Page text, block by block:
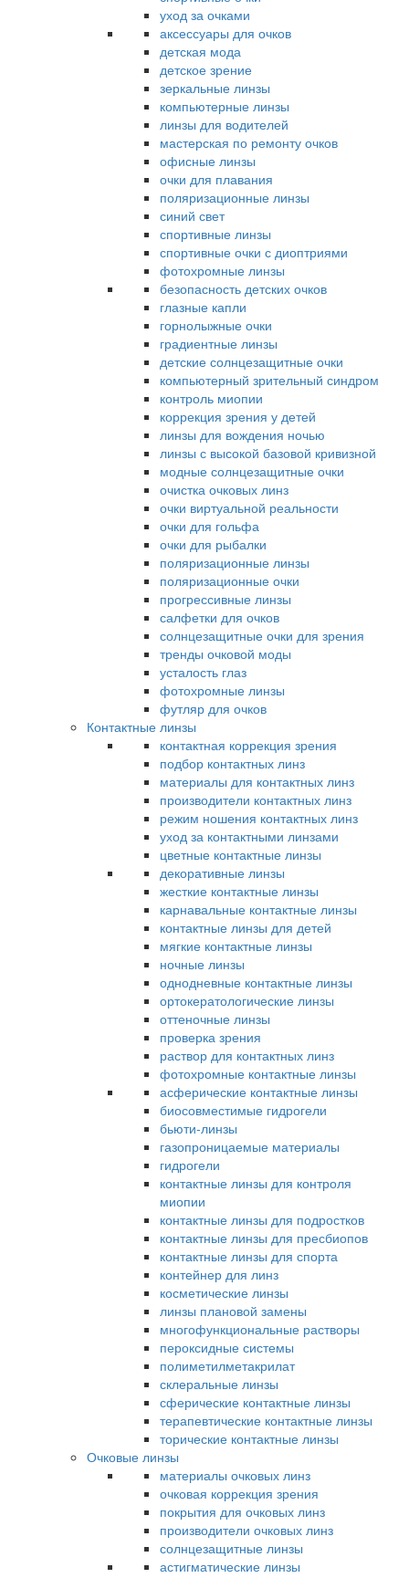
уход за очками
аксессуары для очков
детская мода
детское зрение
зеркальные линзы
компьютерные линзы
линзы для водителей
мастерская по ремонту очков
офисные линзы
очки для плавания
поляризационные линзы
синий свет
спортивные линзы
спортивные очки с диоптриями
фотохромные линзы
безопасность детских очков
глазные капли
горнолыжные очки
градиентные линзы
детские солнцезащитные очки
компьютерный зрительный синдром
контроль миопии
коррекция зрения у детей
линзы для вождения ночью
линзы с высокой базовой кривизной
модные солнцезащитные очки
очистка очковых линз
очки виртуальной реальности
очки для гольфа
очки для рыбалки
поляризационные линзы
поляризационные очки
прогрессивные линзы
салфетки для очков
солнцезащитные очки для зрения
тренды очковой моды
усталость глаз
фотохромные линзы
футляр для очков
Контактные линзы
контактная коррекция зрения
подбор контактных линз
материалы для контактных линз
производители контактных линз
режим ношения контактных линз
уход за контактными линзами
цветные контактные линзы
декоративные линзы
жесткие контактные линзы
карнавальные контактные линзы
контактные линзы для детей
мягкие контактные линзы
ночные линзы
однодневные контактные линзы
ортокератологические линзы
оттеночные линзы
проверка зрения
раствор для контактных линз
фотохромные контактные линзы
асферические контактные линзы
биосовместимые гидрогели
бьюти-линзы
газопроницаемые материалы
гидрогели
контактные линзы для контроля
миопии
контактные линзы для подростков
контактные линзы для пресбиопов
контактные линзы для спорта
контейнер для линз
косметические линзы
линзы плановой замены
многофункциональные растворы
пероксидные системы
полиметилметакрилат
склеральные линзы
сферические контактные линзы
терапевтические контактные линзы
торические контактные линзы
Очковые линзы
материалы очковых линз
очковая коррекция зрения
покрытия для очковых линз
производители очковых линз
солнцезащитные линзы
астигматические линзы